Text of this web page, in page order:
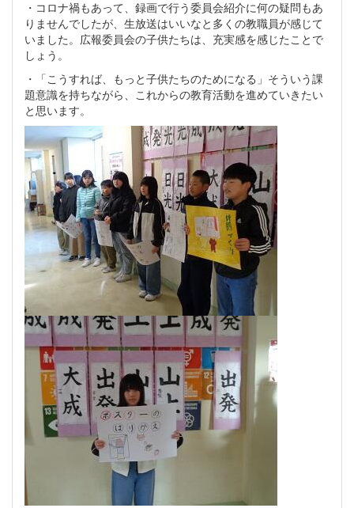
・コロナ禍もあって、録画で行う委員会紹介に何の疑問もあ
りませんでしたが、生放送はいいなと多くの教職員が感じて
いました。広報委員会の子供たちは、充実感を感じたことで
しょう。
・「こうすれば、もっと子供たちのためになる」そういう課
題意識を持ちながら、これからの教育活動を進めていきたい
と思います。